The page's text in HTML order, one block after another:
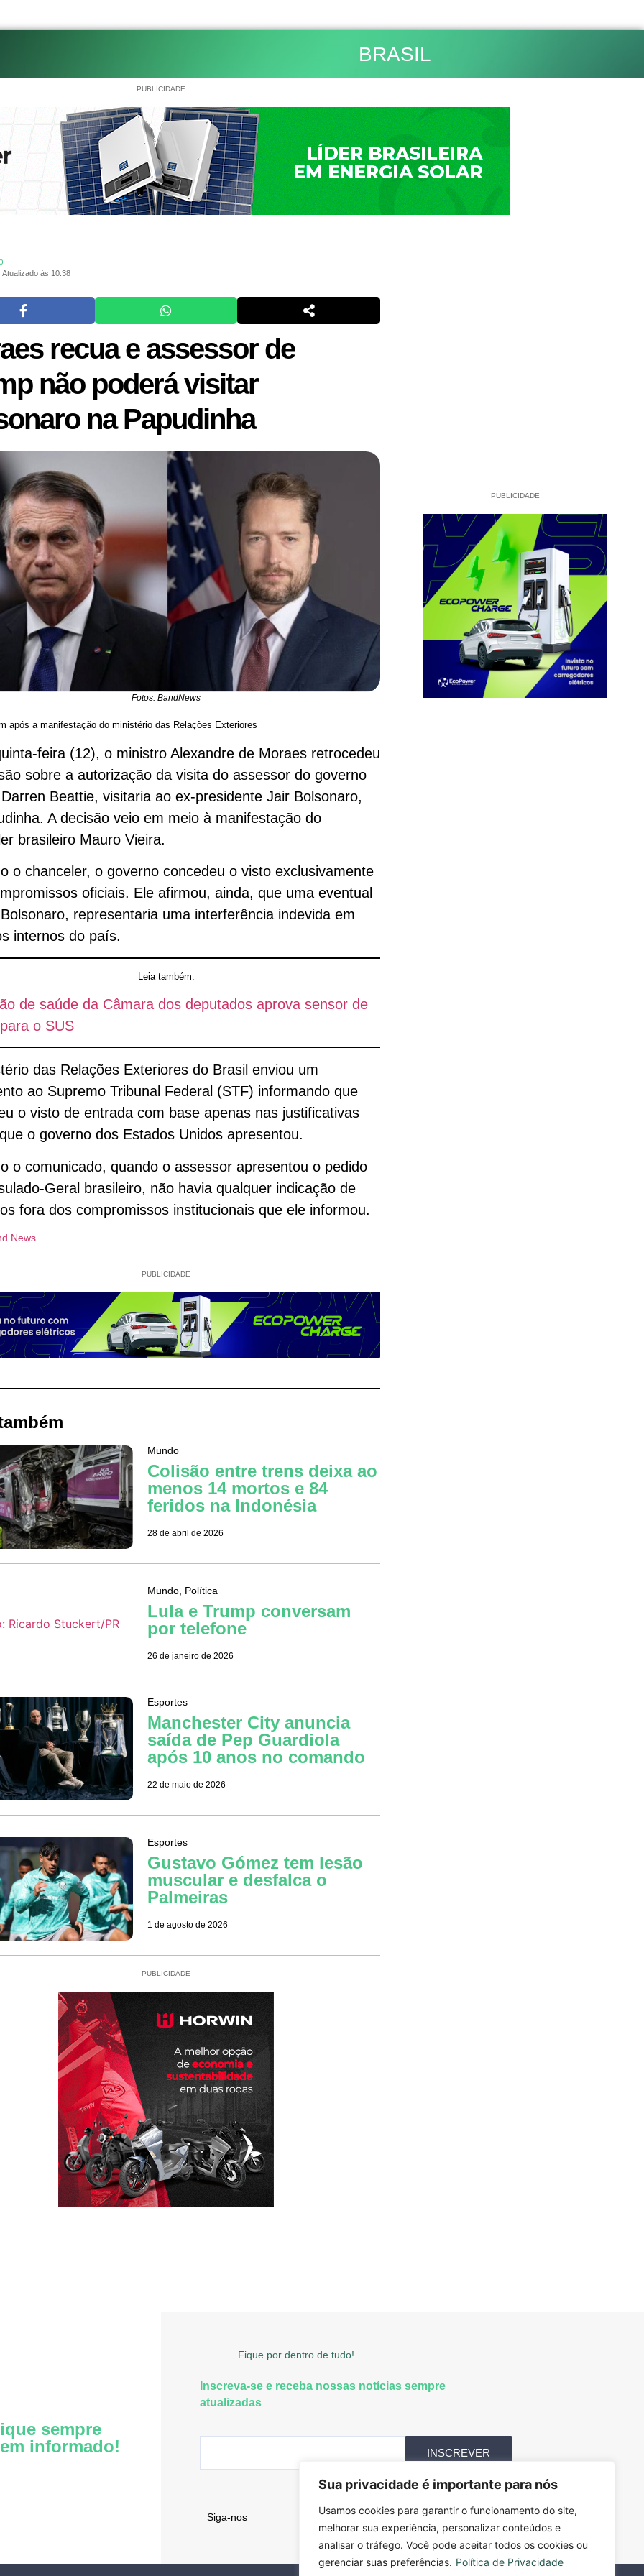
Sua privacidade é importante para nós
Usamos cookies para garantir o funcionamento do site,
melhorar sua experiência, personalizar conteúdos e
analisar o tráfego. Você pode aceitar todos os cookies ou
gerenciar suas preferências. Política de Privacidade
BRASIL
PUBLICIDADE
Atualizado às 10:38
recua e assessor de
não poderá visitar
na Papudinha
Fotos: BandNews
após a manifestação do ministério das Relações Exteriores
feira (12), o ministro Alexandre de Moraes retrocedeu
sobre a autorização da visita do assessor do governo
Beattie, visitaria ao ex-presidente Jair Bolsonaro,
A decisão veio em meio à manifestação do
brasileiro Mauro Vieira.
o chanceler, o governo concedeu o visto exclusivamente
oficiais. Ele afirmou, ainda, que uma eventual
representaria uma interferência indevida em
internos do país.
Leia também:
de saúde da Câmara dos deputados aprova sensor de
o SUS
das Relações Exteriores do Brasil enviou um
ao Supremo Tribunal Federal (STF) informando que
o visto de entrada com base apenas nas justificativas
o governo dos Estados Unidos apresentou.
o comunicado, quando o assessor apresentou o pedido
Geral brasileiro, não havia qualquer indicação de
fora dos compromissos institucionais que ele informou.
News
PUBLICIDADE
Mundo
Colisão entre trens deixa ao
menos 14 mortos e 84
feridos na Indonésia
28 de abril de 2026
Mundo Política
Lula e Trump conversam
por telefone
26 de janeiro de 2026
Esportes
Manchester City anuncia
saída de Pep Guardiola
após 10 anos no comando
22 de maio de 2026
Esportes
Gustavo Gómez tem lesão
muscular e desfalca o
Palmeiras
1 de agosto de 2026
PUBLICIDADE
PUBLICIDADE
sempre
informado!
Fique por dentro de tudo!
Inscreva-se e receba nossas notícias sempre
atualizadas
INSCREVER
Siga-nos